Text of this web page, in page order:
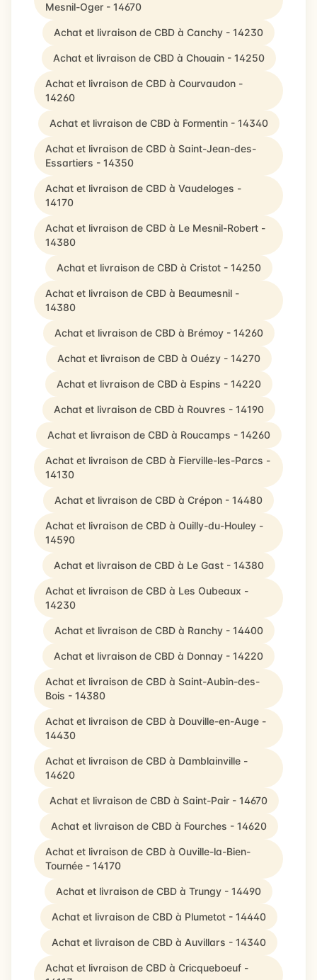
Mesnil-Oger - 14670
Achat et livraison de CBD à Canchy - 14230
Achat et livraison de CBD à Chouain - 14250
Achat et livraison de CBD à Courvaudon -
14260
Achat et livraison de CBD à Formentin - 14340
Achat et livraison de CBD à Saint-Jean-des-
Essartiers - 14350
Achat et livraison de CBD à Vaudeloges -
14170
Achat et livraison de CBD à Le Mesnil-Robert -
14380
Achat et livraison de CBD à Cristot - 14250
Achat et livraison de CBD à Beaumesnil -
14380
Achat et livraison de CBD à Brémoy - 14260
Achat et livraison de CBD à Ouézy - 14270
Achat et livraison de CBD à Espins - 14220
Achat et livraison de CBD à Rouvres - 14190
Achat et livraison de CBD à Roucamps - 14260
Achat et livraison de CBD à Fierville-les-Parcs -
14130
Achat et livraison de CBD à Crépon - 14480
Achat et livraison de CBD à Ouilly-du-Houley -
14590
Achat et livraison de CBD à Le Gast - 14380
Achat et livraison de CBD à Les Oubeaux -
14230
Achat et livraison de CBD à Ranchy - 14400
Achat et livraison de CBD à Donnay - 14220
Achat et livraison de CBD à Saint-Aubin-des-
Bois - 14380
Achat et livraison de CBD à Douville-en-Auge -
14430
Achat et livraison de CBD à Damblainville -
14620
Achat et livraison de CBD à Saint-Pair - 14670
Achat et livraison de CBD à Fourches - 14620
Achat et livraison de CBD à Ouville-la-Bien-
Tournée - 14170
Achat et livraison de CBD à Trungy - 14490
Achat et livraison de CBD à Plumetot - 14440
Achat et livraison de CBD à Auvillars - 14340
Achat et livraison de CBD à Cricqueboeuf -